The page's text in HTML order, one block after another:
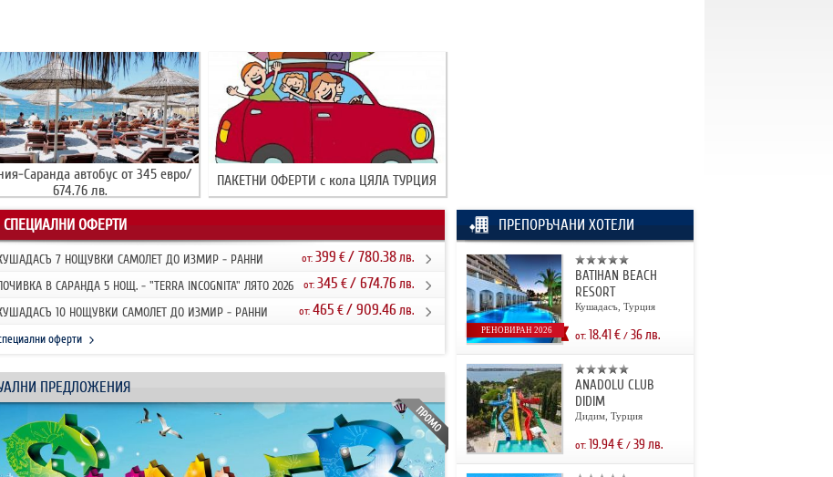
Саранда автобус от 345 евро/
674.76 лв.
ПАКЕТНИ ОФЕРТИ с кола ЦЯЛА ТУРЦИЯ
СПЕЦИАЛНИ ОФЕРТИ
7 НОЩУВКИ САМОЛЕТ ДО ИЗМИР - РАННИ
2026
от: 399 €/ 780.38лв.
В САРАНДА 5 НОЩ. - "TERRA INCOGNITA" ЛЯТО 2026
ЗАПИ...
от: 345 €/ 674.76лв.
10 НОЩУВКИ САМОЛЕТ ДО ИЗМИР - РАННИ
ЗАПИСВАНИЯ 2026
от: 465 €/ 909.46лв.
оферти
ПРЕДЛОЖЕНИЯ
ПРЕПОРЪЧАНИ ХОТЕЛИ
РЕНОВИРАН 2026
BATIHAN BEACH
RESORT
Кушадасъ, Турция
от: 18.41€/ 36лв.
ANADOLU CLUB
DIDIM
Дидим, Турция
от: 19.94€/ 39 лв.